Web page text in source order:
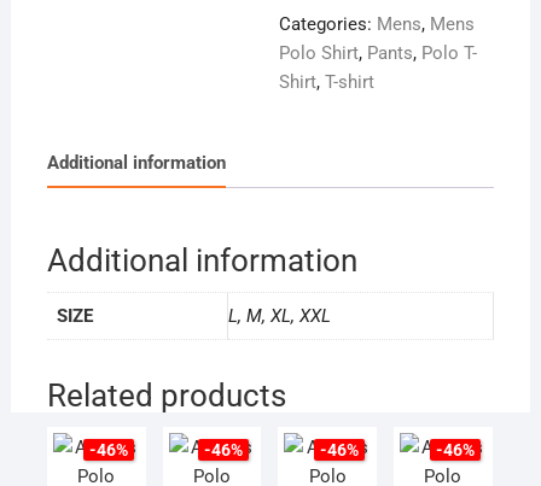
Categories: Mens, Mens
Polo Shirt, Pants, Polo T-
Shirt,T-shirt
Additional information
Additional information
SIZE L, M, XL, XXL
Related products
-46% -46% -46% -46%